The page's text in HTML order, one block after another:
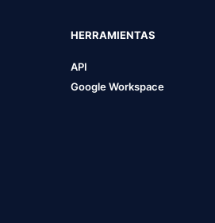
HERRAMIENTAS
API
Google Workspace